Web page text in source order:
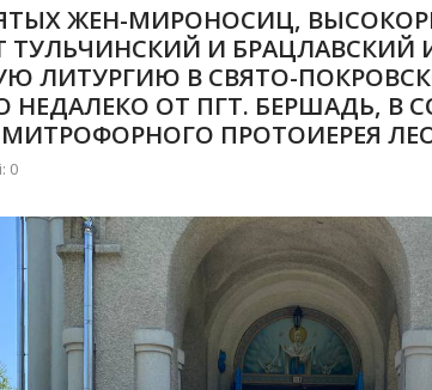
ЖЕН-МИРОНОСИЦ,
И БРАЦЛАВСКИЙ
ЛИТУРГИЮ В СВЯТО-
НЕДАЛЕКО ОТ ПГТ. БЕРШАДЬ, В
МИТРОФОРНОГО ПРОТОИЕРЕЯ
0